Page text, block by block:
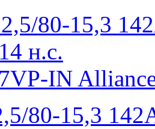
80-15,3